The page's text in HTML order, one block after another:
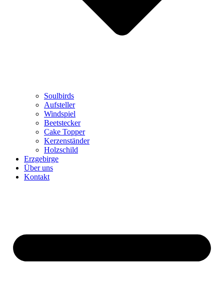
Soulbirds
Aufsteller
Windspiel
Beetstecker
Cake Topper
Kerzenständer
Holzschild
Erzgebirge
Über uns
Kontakt